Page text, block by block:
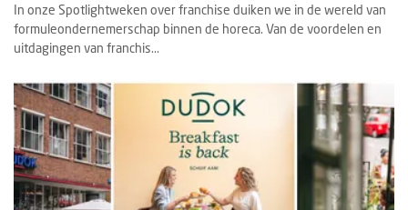
In onze Spotlightweken over franchise duiken we in de wereld van
formuleondernemerschap binnen de horeca. Van de voordelen en
uitdagingen van franchis...